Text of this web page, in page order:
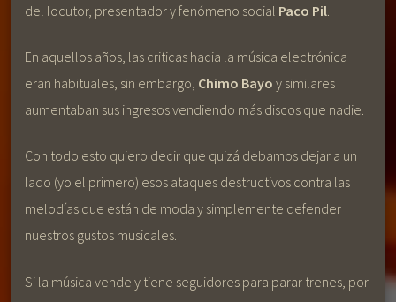
del locutor, presentador y fenómeno social Paco Pil
En aquellos años, las criticas hacia la música electrónica
eran habituales, sin embargo, Chimo Bayo y similares
aumentaban sus ingresos vendiendo más discos que nadie.
Con todo esto quiero decir que quizá debamos dejar a un
lado (yo el primero) esos ataques destructivos contra las
melodías que están de moda y simplemente defender
nuestros gustos musicales.
Si la música vende y tiene seguidores para parar trenes, por